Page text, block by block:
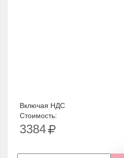
Включая НДС
Стоимость:
3384